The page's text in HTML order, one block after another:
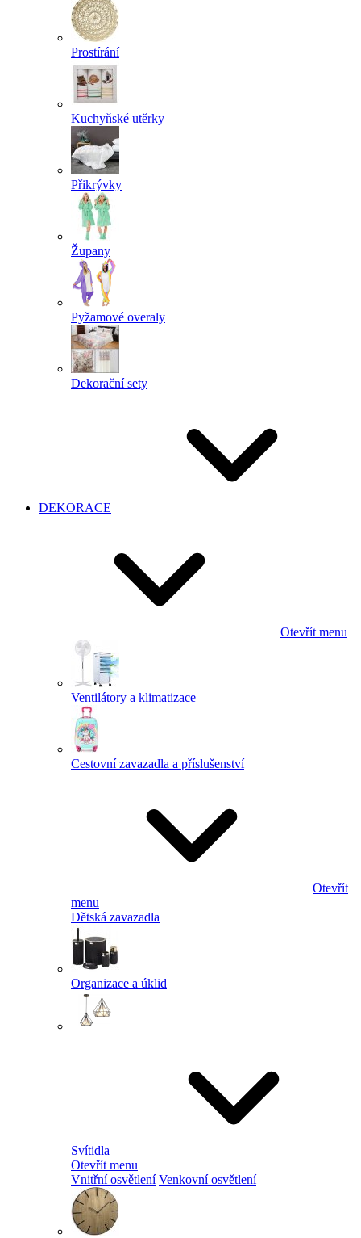
Prostírání
Kuchyňské utěrky
Přikrývky
Župany
Pyžamové overaly
Dekorační sety
DEKORACE
Otevřít menu
Ventilátory a klimatizace
Cestovní zavazadla a příslušenství
Otevřít
menu
Dětská zavazadla
Organizace a úklid
Svítidla
Otevřít menu
Vnitřní osvětlení Venkovní osvětlení